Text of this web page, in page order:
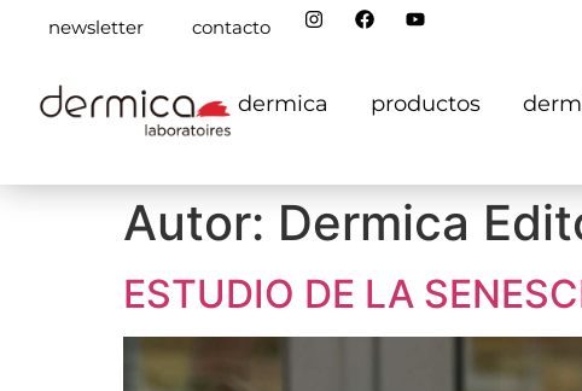
newsletter contacto
dermica productos
Autor: Dermica
ESTUDIO DE LA